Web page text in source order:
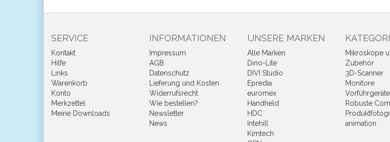
SERVICE
Kontakt
Hilfe
Links
Warenkorb
Konto
Merkzettel
Meine Downloads
INFORMATIONEN
Impressum
AGB
Datenschutz
Lieferung und Kosten
Widerrufsrecht
Wie bestellen?
Newsletter
News
UNSERE MARKEN
Alle Marken
Dino-Lite
DIVI Studio
Epredia
euromex
Handheld
HDC
Intehill
Kimtech
Mikroskope
Zubehör
3D-Scanner
Monitore
Vorführgeräte
Robuste
animation